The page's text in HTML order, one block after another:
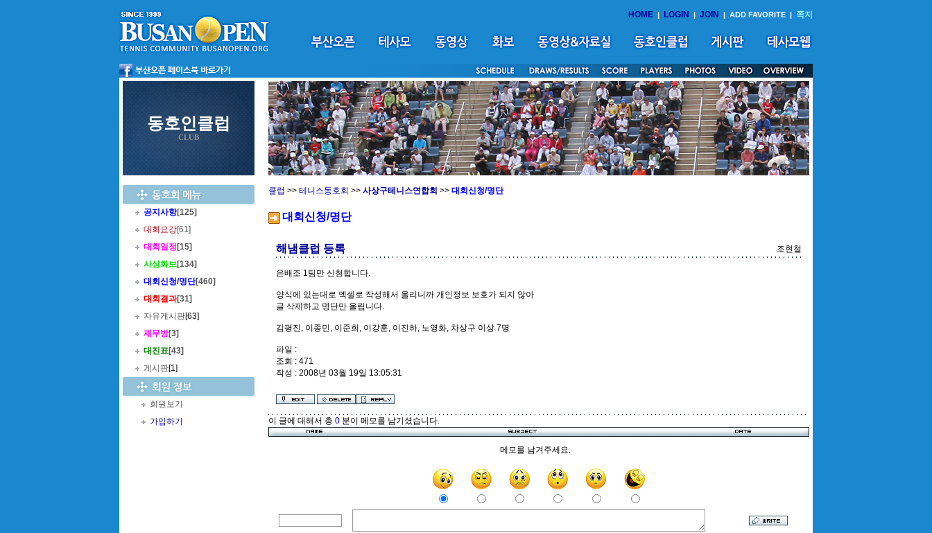
HOME | LOGIN | JOIN | ADD FAVORITE | 쪽지
동호인클럽
CLUB
공지사항[125]
대회요강[61]
대회일정 [15]
사상화보[134]
대회신청/명단[460]
대회결과[31]
자유게시판[63]
재무방[3]
대진표[43]
게시판[1]
회원보기
가입하기
클럽 >> 테니스동호회 >> 사상구테니스연합회 >> 대회신청/명단
대회신청/명단
해냄클럽 등록 조현철
은배조 1팀만 신청합니다.
양식에 있는대로 엑셀로 작성해서 올리니까 개인정보 보호가 되지 않아
글 삭제하고 명단만 올립니다.
김평진, 이종민, 이준희, 이강훈, 이진하, 노영화, 차상구 이상 7명
파일 :
조회 : 471
작성 : 2008년 03월 19일 13:05:31
이 글에 대해서 총 0 분이 메모를 남기셨습니다.
메모를 남겨주세요.